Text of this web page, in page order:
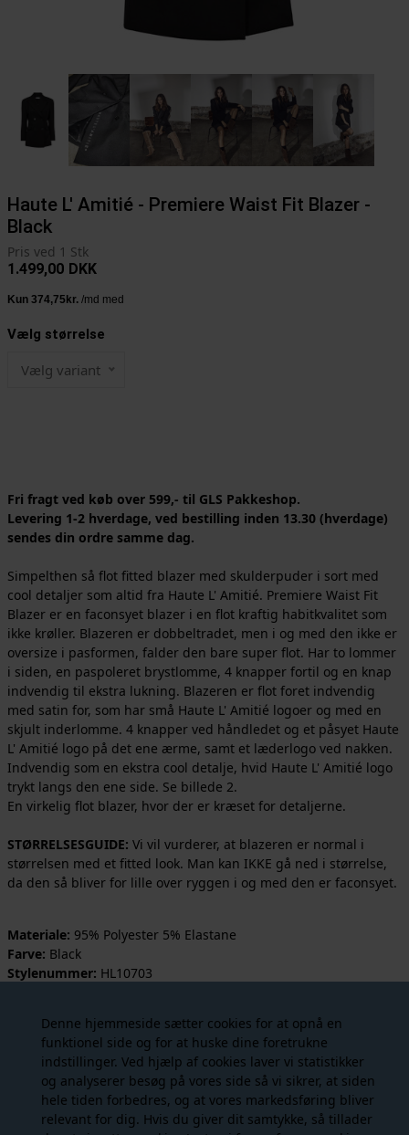
Denne hjemmeside sætter cookies for at opnå en
funktionel side og for at huske dine foretrukne
indstillinger. Ved hjælp af cookies laver vi statistikker
og analyserer besøg på vores side så vi sikrer, at siden
hele tiden forbedres, og at vores markedsføring bliver
relevant for dig. Hvis du giver dit samtykke, så tillader
Haute L' Amitié - Premiere Waist Fit Blazer -
Black
Pris ved 1 Stk
1.499,00 DKK
Vælg størrelse
Vælg variant
Fri fragt ved køb over 599,- til GLS Pakkeshop.
Levering 1-2 hverdage, ved bestilling inden 13.30 (hverdage)
sendes din ordre samme dag.
Simpelthen så flot fitted blazer med skulderpuder i sort med
cool detaljer som altid fra Haute L' Amitié. Premiere Waist Fit
Blazer er en faconsyet blazer i en flot kraftig habitkvalitet som
ikke krøller. Blazeren er dobbeltradet, men i og med den ikke er
oversize i pasformen, falder den bare super flot. Har to lommer
i siden, en paspoleret brystlomme, 4 knapper fortil og en knap
indvendig til ekstra lukning. Blazeren er flot foret indvendig
med satin for, som har små Haute L' Amitié logoer og med en
skjult inderlomme. 4 knapper ved håndledet og et påsyet Haute
L' Amitié logo på det ene ærme, samt et læderlogo ved nakken.
Indvendig som en ekstra cool detalje, hvid Haute L' Amitié logo
trykt langs den ene side. Se billede 2.
En virkelig flot blazer, hvor der er kræset for detaljerne.
STØRRELSESGUIDE: Vi vil vurderer, at blazeren er normal i
størrelsen med et fitted look. Man kan IKKE gå ned i størrelse,
da den så bliver for lille over ryggen i og med den er faconsyet.
Materiale: 95% Polyester 5% Elastane
Farve: Black
Stylenummer: HL10703
Måske er du også interesseret i
følgende produkter